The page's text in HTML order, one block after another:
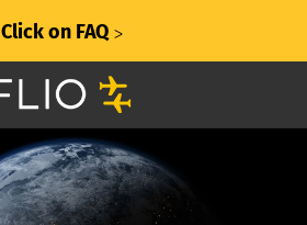
Click on FAQ ᐳ